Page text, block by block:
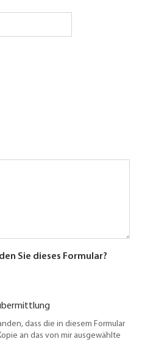
Sie dieses Formular?
dass die in diesem Formular
an das von mir ausgewählte